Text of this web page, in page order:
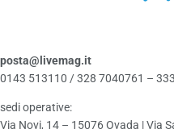
posta@livemag.it
0143 513110 / 328 7040761 –
sedi operative:
Via Novi, 14 – 15076 Ovada | Via